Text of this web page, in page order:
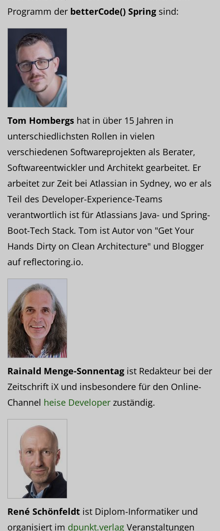
Programm der betterCode() Spring sind:
Tom Hombergs hat in über 15 Jahren in
unterschiedlichsten Rollen in vielen
verschiedenen Softwareprojekten als Berater,
Softwareentwickler und Architekt gearbeitet. Er
arbeitet zur Zeit bei Atlassian in Sydney, wo er als
Teil des Developer-Experience-Teams
verantwortlich ist für Atlassians Java- und Spring-
Boot-Tech Stack. Tom ist Autor von "Get Your
Hands Dirty on Clean Architecture" und Blogger
auf reflectoring.io.
Rainald Menge-Sonnentag ist Redakteur bei der
Zeitschrift iX und insbesondere für den Online-
Channel heise Developer zuständig.
René Schönfeldt ist Diplom-Informatiker und
organisiert im dpunkt.verlag Veranstaltungen